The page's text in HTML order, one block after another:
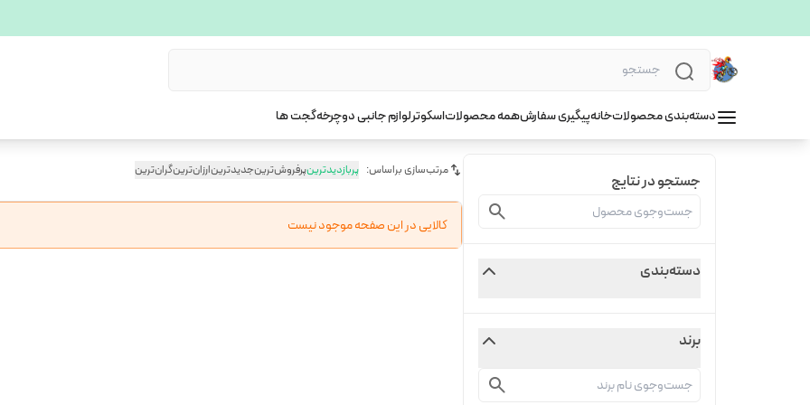
دسته‌بندی محصولاتخانهپیگیری سفارشهمه محصولاتاسکوترلوازم جانبی دوچرخهگجت ها
جستجو در نتایج
دسته‌بندی
برند
مرتب‌سازی براساس: پربازدیدترینپرفروش‌ترینجدیدترینارزان‌ترینگران‌ترین
کالایی در این صفحه موجود نیست